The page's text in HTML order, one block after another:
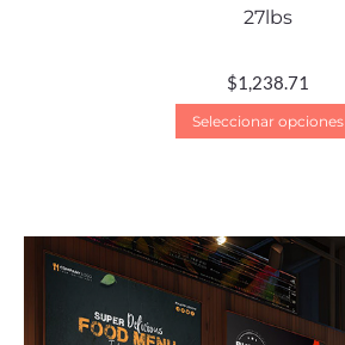
27lbs
$1,238.71
Seleccionar opciones